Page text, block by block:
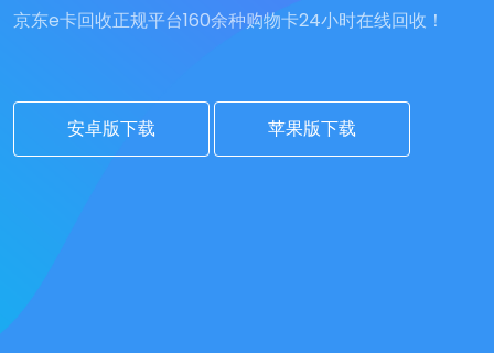
京东e卡回收正规平台160余种购物卡24小时在线回收！
安卓版下载 苹果版下载